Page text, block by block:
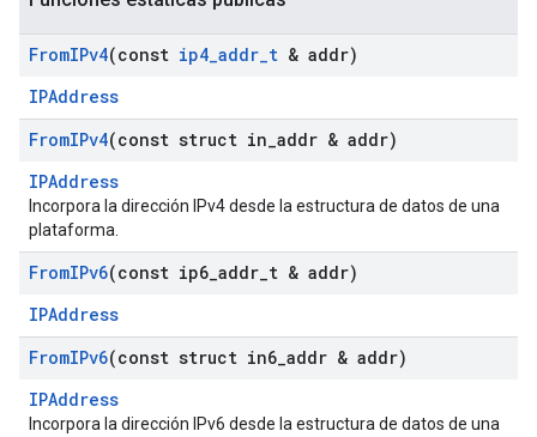
FromIPv4(const ip4_addr_t & addr)
IPAddress
FromIPv4(const struct in addr & addr)
IPAddress
Incorpora la dirección IPv4 desde la estructura de datos de una
plataforma.
FromIPv6(const ip6 addr t & addr)
IPAddress
FromIPv6(const struct in6 addr & addr)
IPAddress
Incorpora la dirección IPv6 desde la estructura de datos de una